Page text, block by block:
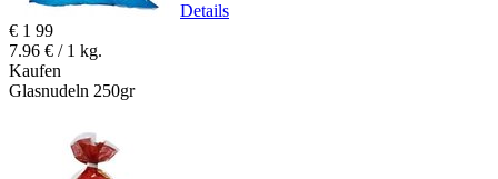
Details
€ 1 99
7.96 € / 1 kg.
Kaufen
Glasnudeln 250gr